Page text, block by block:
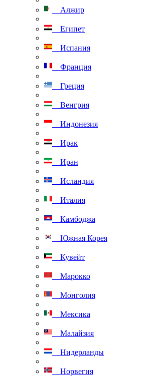
Алжир
Египет
Испания
Франция
Греция
Венгрия
Индонезия
Ирак
Иран
Исландия
Италия
Камбоджа
Южная Корея
Кувейт
Марокко
Монголия
Мексика
Малайзия
Нидерланды
Норвегия